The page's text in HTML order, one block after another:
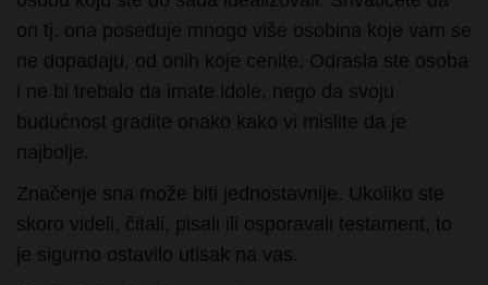
ne dopadaju, od onih koje cenite. Odrasla ste osoba
i ne bi trebalo da imate idole, nego da svoju
budućnost gradite onako kako vi mislite da je
najbolje.
Značenje sna može biti jednostavnije. Ukoliko ste
je sigurno ostavilo utisak na vas.
Definicija testamenta